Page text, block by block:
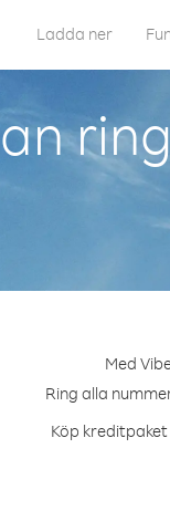
Ladda ner
Med
Ring alla
Köp